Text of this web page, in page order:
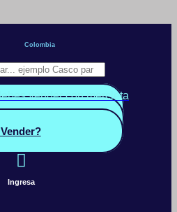
Colombia
vender con mercleta
Ingresa